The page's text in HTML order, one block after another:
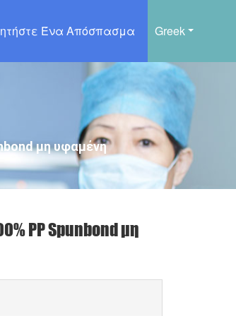
Greek
Ένα Απόσπασμα
μη υφαμένη
PP Spunbond μη